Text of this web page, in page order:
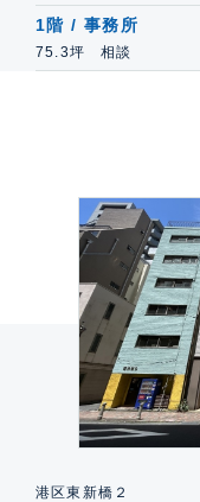
1階 / 事務所
75.3坪 相談
港区東新橋２